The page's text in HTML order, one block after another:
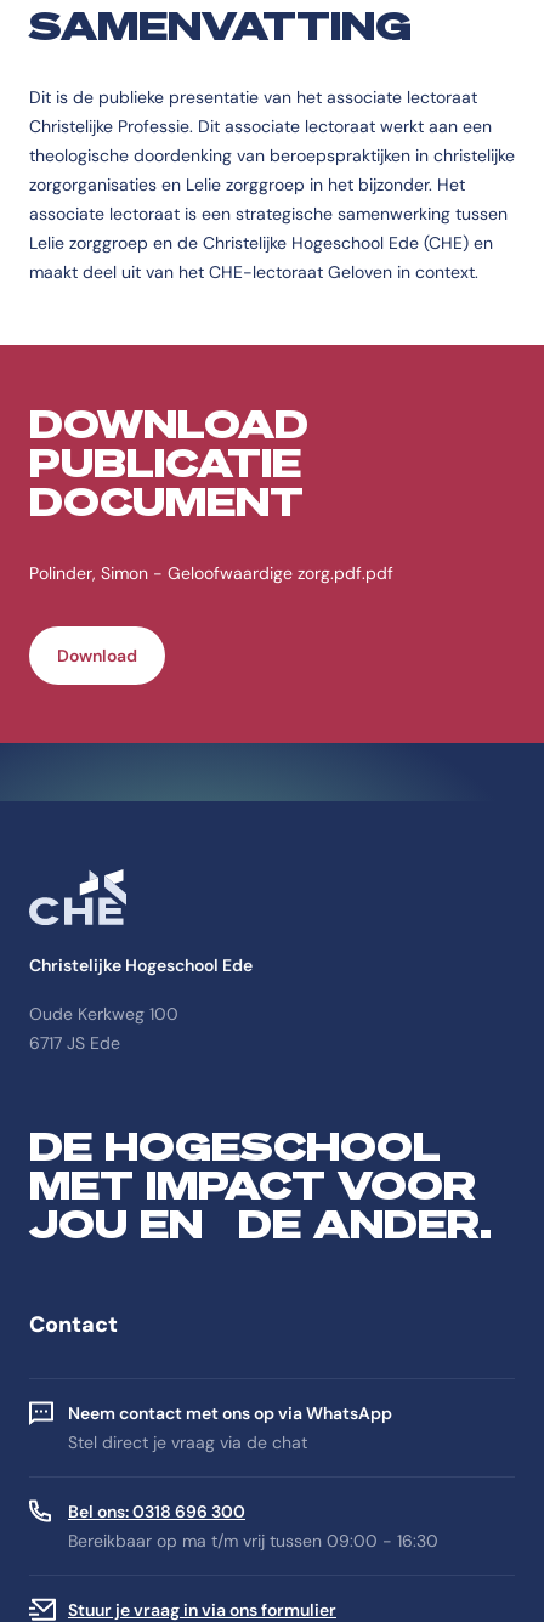
SAMENVATTING
Dit is de publieke presentatie van het associate lectoraat
Christelijke Professie. Dit associate lectoraat werkt aan een
theologische doordenking van beroepspraktijken in christelijke
zorgorganisaties en Lelie zorggroep in het bijzonder. Het
associate lectoraat is een strategische samenwerking tussen
Lelie zorggroep en de Christelijke Hogeschool Ede (CHE) en
maakt deel uit van het CHE-lectoraat Geloven in context.
DOWNLOAD
PUBLICATIE
DOCUMENT
Polinder, Simon - Geloofwaardige zorg.pdf.pdf
Download
Christelijke Hogeschool Ede
Oude Kerkweg 100
6717 JS Ede
DE HOGESCHOOL
MET IMPACT VOOR
JOU EN DE ANDER.
Contact
Neem contact met ons op via WhatsApp
Stel direct je vraag via de chat
Bel ons: 0318 696 300
Bereikbaar op ma t/m vrij tussen 09:00 - 16:30
Stuur je vraag in via ons formulier